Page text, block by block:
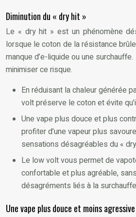
Diminution du « dry hit »
Le « dry hit » est un phénomène
lorsque le coton de la résistance
manque d’e-liquide ou une
minimiser ce risque.
En réduisant la chaleur générée
volt préserve le coton et évite
Une vape plus douce et plus
profiter d’une vapeur plus
sensations désagréables du «
Le low volt vous permet de
confortable et plus agréable,
désagréments liés à la
Une vape plus douce et moins agressive